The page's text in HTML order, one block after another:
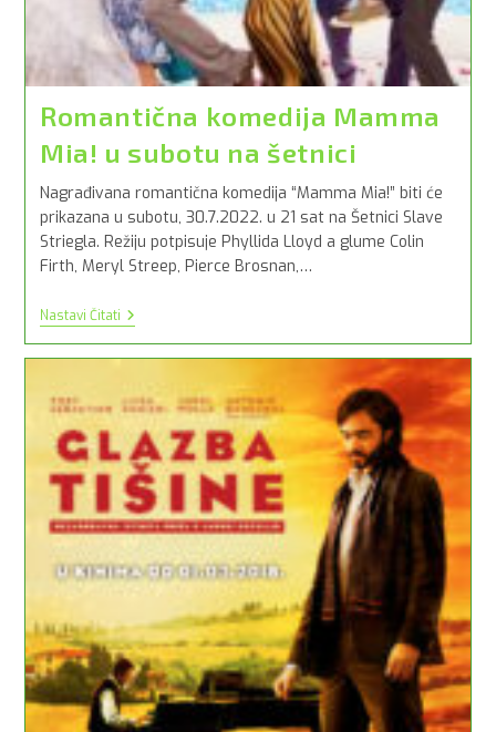
Romantična komedija Mamma
Mia! u subotu na šetnici
Nagrađivana romantična komedija “Mamma Mia!” biti će
prikazana u subotu, 30.7.2022. u 21 sat na Šetnici Slave
Striegla. Režiju potpisuje Phyllida Lloyd a glume Colin
Firth, Meryl Streep, Pierce Brosnan,…
Nastavi ČitatiRomantična
Komedija
Mamma
Subotu
Šetnici